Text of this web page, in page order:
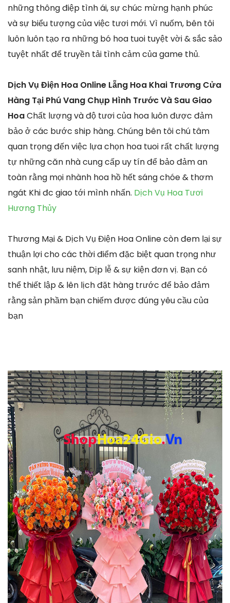
những thông điệp tình ái, sự chúc mừng hạnh phúc
và sự biểu tượng của việc tươi mới. Vì nuốm, bên tôi
luôn luôn tạo ra những bó hoa tuoi tuyệt vời & sắc sảo
tuyệt nhất để truyền tải tình cảm của game thủ.
Dịch Vụ Điện Hoa Online Lẵng Hoa Khai Trương Cửa
Hàng Tại Phú Vang Chụp Hình Trước Và Sau Giao
HoaChất lượng và độ tươi của hoa luôn được đảm
bảo ở các bước ship hàng. Chúng bên tôi chú tâm
quan trọng đến việc lựa chọn hoa tuoi rất chất lượng
tự những căn nhà cung cấp uy tín để bảo đảm an
toàn rằng mọi nhành hoa hồ hết sáng chóe & thơm
ngát Khi đc giao tới mình nhấn. Dịch Vụ Hoa Tươi
Hương Thủy
Thương Mại & Dịch Vụ Điện Hoa Online còn đem lại sự
thuận lợi cho các thời điểm đặc biệt quan trọng như
sanh nhật, lưu niệm, Dịp lễ & sự kiện đơn vị. Bạn có
thể thiết lập & lên lịch đặt hàng trước để bảo đảm
rằng sản phầm bạn chiếm được đúng yêu cầu của
bạn